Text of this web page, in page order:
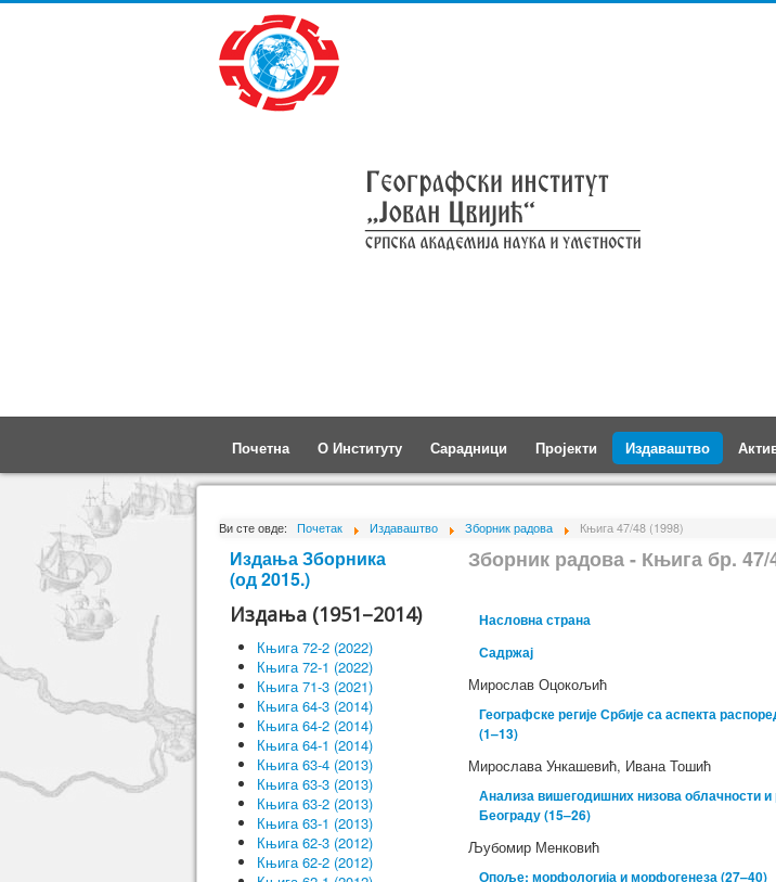
Почетна О Институту Сарадници Пројекти Издаваштво
Ви сте овде: Почетак Издаваштво Зборник радова Књига 47/48 (1998)
Издања Зборника
(од 2015.)
Издања (1951–2014)
Књига 72-2 (2022)
Књига 72-1 (2022)
Књига 71-3 (2021)
Књига 64-3 (2014)
Књига 64-2 (2014)
Књига 64-1 (2014)
Књига 63-4 (2013)
Књига 63-3 (2013)
Књига 63-2 (2013)
Књига 63-1 (2013)
Књига 62-3 (2012)
Књига 62-2 (2012)
Зборник радова - Књига бр. 47/
Насловна страна
Садржај
Мирослав Оцокољић
Географске регије Србије са аспекта
(1–13)
Мирослава Ункашевић, Ивана Тошић
Анализа вишегодишних низова облачности
Београду (15–26)
Љубомир Менковић
Опоље: морфологија и морфогенеза (27–40)